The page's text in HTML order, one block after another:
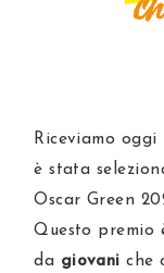
Riceviamo
è stata
Oscar Green
Questo premio
da giovani che